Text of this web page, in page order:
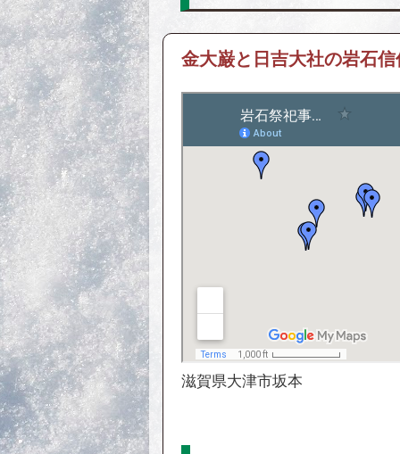
金大巌と日吉大社の岩石
滋賀県大津市坂本